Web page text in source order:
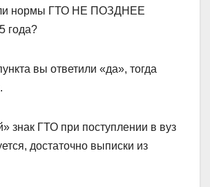
нормы ГТО НЕ ПОЗДНЕЕ
года?
вы ответили «да», тогда
знак ГТО при поступлении в вуз
достаточно выписки из